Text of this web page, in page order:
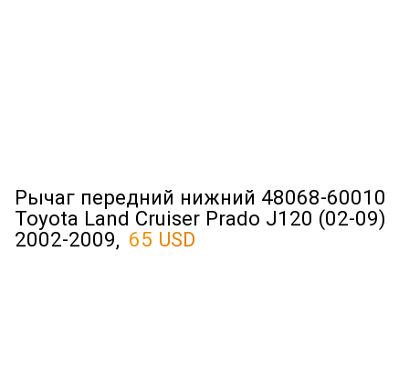
Рычаг передний нижний 48068-60010
Toyota Land Cruiser Prado J120 (02-09)
2002-2009, 65 USD